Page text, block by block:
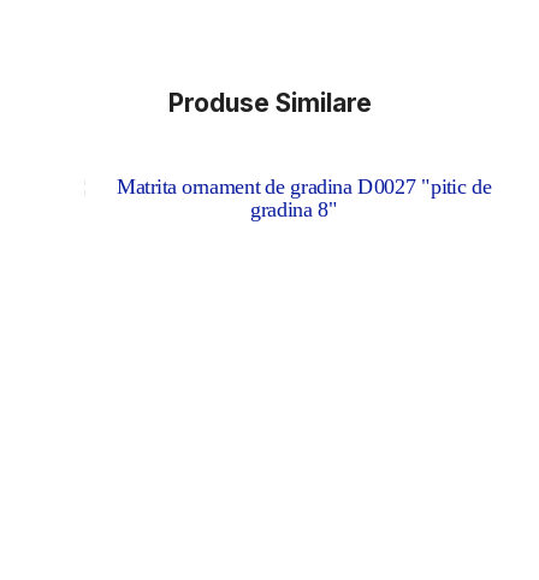
Produse Similare